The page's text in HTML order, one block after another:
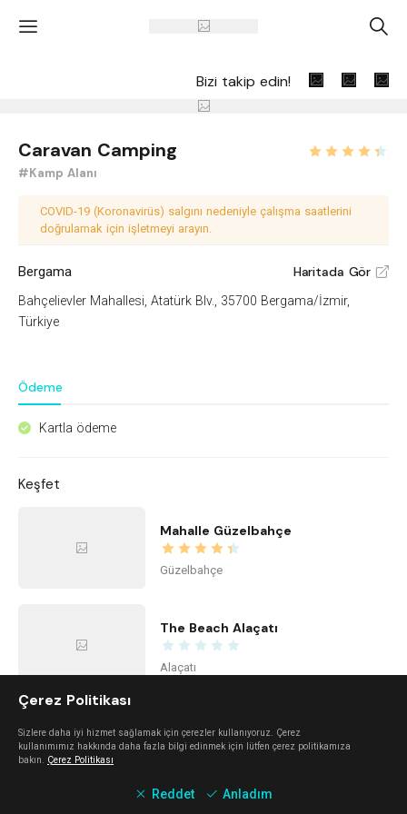
' A
Bizi takip edin!
Caravan Camping
#Kamp Alanı
COVID-19 (Koronavirüs) salgını nedeniyle çalışma saatlerini
doğrulamak için işletmeyi arayın.
Bergama Haritada Gör V
Bahçelievler Mahallesi, Atatürk Blv., 35700 Bergama/İzmir,
Türkiye
Ödeme
^ Kartla ödeme
Keşfet
Mahalle Güzelbahçe
Güzelbahçe
The Beach Alaçatı
Alaçatı
Kidzone Balçova - Çocuk Gelişim ve Aktivite Merkezi
Çerez Politikası
Sizlere daha iyi hizmet sağlamak için çerezler kullanıyoruz. Çerez
kullanımımız hakkında daha fazla bilgi edinmek için lütfen çerez politikamıza
bakın. Çerez Politikası
Reddet Anladım